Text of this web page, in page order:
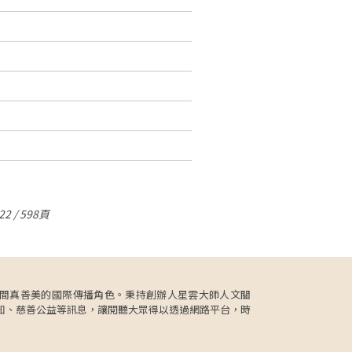
/ 598頁
真善美的國際傳播角色。秉持創辦人星雲大師人文關
慈善公益等訊息，讓閱聽大眾得以透過網路平台，時